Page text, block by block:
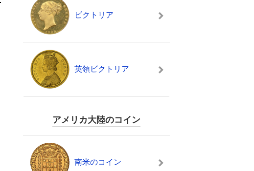
ビクトリア
英領ビクトリア
アメリカ大陸のコイン
南米のコイン